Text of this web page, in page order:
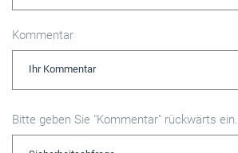
Kommentar
Bitte geben Sie "Kommentar" rückwärts ein.